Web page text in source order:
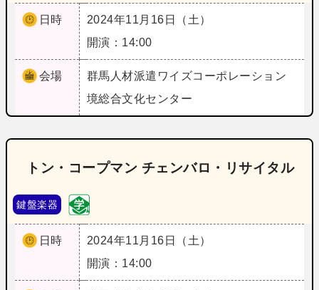
日時
2024年11月16日（土）
開演：14:00
会場 群馬 人材派遣ワイズコーポレーション
境総合文化センター
トン・コープマン チェンバロ・リサイタル
鍵盤楽器
日時
2024年11月16日（土）
開演：14:00